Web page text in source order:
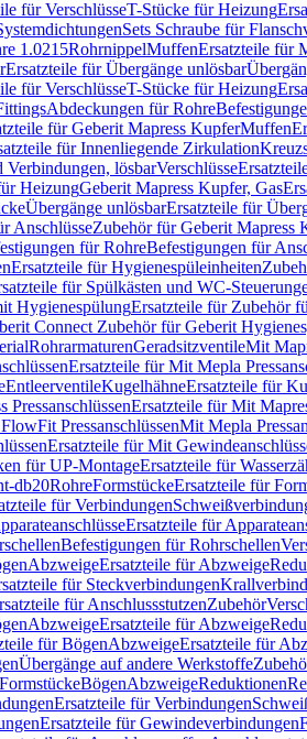
für VerschlüsseT-Stücke für Heizung
Sets Schraube für
1.0215RohrnippelMuffenErsatzteile für
Ersatzteile für Übergänge unlösbar
für VerschlüsseT-Stücke für Heizung
Abdeckungen für Rohre
für Geberit Mapress KupferMuffen
für Innenliegende Zirkulation
Verbindungen, lösbarVerschlüsse
HeizungGeberit Mapress Kupfer, Gas
Übergänge unlösbarErsatzteile für
AnschlüsseZubehör für Geberit Mapress
für RohreBefestigungen für
Ersatzteile für Hygienespüleinheiten
für Spülkästen und WC-
HygienespülungErsatzteile für Zubehör
Connect Zubehör für Geberit
RohrarmaturenGeradsitzventileMit
Ersatzteile für Mit Mepla
EntleerventileKugelhähneErsatzteile für
PressanschlüssenErsatzteile für Mit
PressanschlüssenMit Mepla
Ersatzteile für Mit
für UP-MontageErsatzteile für
db20RohreFormstückeErsatzteile für
für Verbindungen
Ersatzteile für
Befestigungen für Rohrschellen
AbzweigeErsatzteile für Abzweige
für Steckverbindungen
für AnschlussstutzenZubehör
AbzweigeErsatzteile für Abzweige
für BögenAbzweigeErsatzteile für
Übergänge auf andere Werkstoffe
BögenAbzweigeReduktionen
Ersatzteile für Verbindungen
Ersatzteile für Gewindeverbindungen